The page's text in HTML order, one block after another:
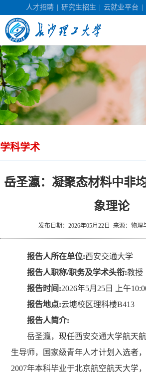
人才招聘 研究生招生 云就业平台
首
页
学
校
概
况
机
构
设
人
才
社
究
文
生
长
学科学术
岳圣瀛：凝聚态材料中非
象理论
发布日期：2026年05月22日 来源：物理
报告人所在单位:西安交通大学
报告人职称/职务及学术头衔:教授
报告时间:2026年5月25日 上午
报告地点:云塘校区理科楼B413
报告人简介:
岳圣瀛，现任西安交通大学航天
生导师，国家级青年人才计划入选者
2007年本科毕业于北京航空航天大学